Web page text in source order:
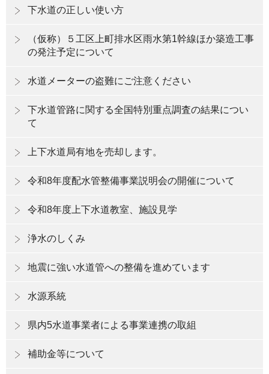
下水道の正しい使い方
（仮称）５工区上町排水区雨水第1幹線ほか築造工事
の発注予定について
水道メーターの盗難にご注意ください
下水道管路に関する全国特別重点調査の結果につい
て
上下水道局有地を売却します。
令和8年度配水管整備事業説明会の開催について
令和8年度上下水道教室、施設見学
浄水のしくみ
地震に強い水道管への整備を進めています
水源系統
県内5水道事業者による事業連携の取組
補助金等について